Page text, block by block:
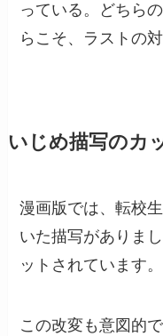
っている。どちら
らこそ、ラストの
いじめ描写のカ
漫画版では、転校
いた描写がありま
ットされています。
この改変も意図的